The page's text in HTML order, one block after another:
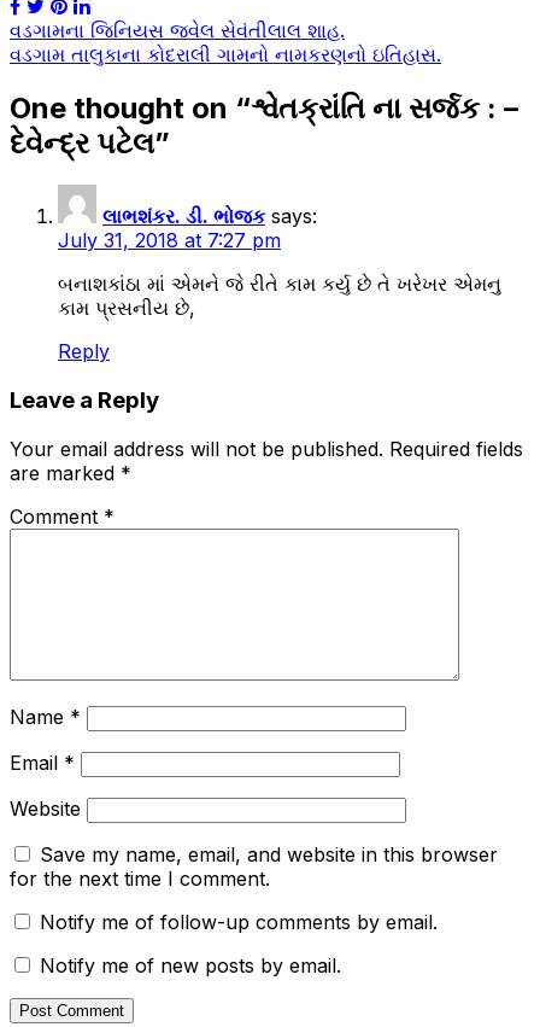
Share
Post
navigation
વડગામના જિનિયસ જ્વેલ સેવંતીલાલ શાહ.
વડગામ તાલુકાના કોદરાલી ગામનો નામકરણનો ઇતિહાસ.
One thought on “શ્વેતક્રાંતિ ના સર્જક : –
દેવેન્દ્ર પટેલ”
લાભશંકર. ડી. ભોજક says:
July 31, 2018 at 7:27 pm
બનાશકાંઠા માં એમને જે રીતે કામ કર્યુ છે તે ખરેખર એમનુ
કામ પ્રસનીય છે,
Reply
Leave a Reply
Your email address will not be published. Required fields
are marked *
Comment *
Name *
Email *
Website
Save my name, email, and website in this browser
for the next time I comment.
Notify me of follow-up comments by email.
Notify me of new posts by email.